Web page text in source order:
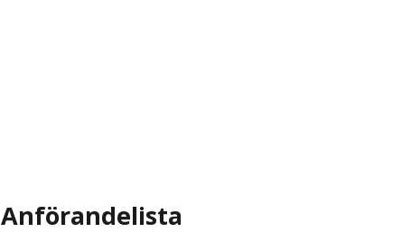
Anförandelista